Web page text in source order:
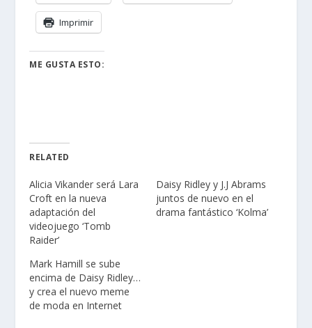
Imprimir
ME GUSTA ESTO:
RELATED
Alicia Vikander será Lara
Croft en la nueva
adaptación del
videojuego ‘Tomb
Raider’
Daisy Ridley y J.J Abrams
juntos de nuevo en el
drama fantástico ‘Kolma’
Mark Hamill se sube
encima de Daisy Ridley…
y crea el nuevo meme
de moda en Internet